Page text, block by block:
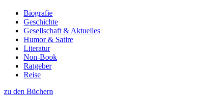
Biografie
Geschichte
Gesellschaft & Aktuelles
Humor & Satire
Literatur
Non-Book
Ratgeber
Reise
zu den Büchern